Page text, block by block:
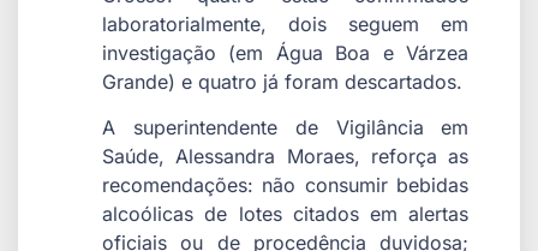
laboratorialmente, dois seguem em
investigação (em Água Boa e Várzea
Grande) e quatro já foram descartados.
A superintendente de Vigilância em
Saúde, Alessandra Moraes, reforça as
recomendações: não consumir bebidas
alcoólicas de lotes citados em alertas
oficiais ou de procedência duvidosa;